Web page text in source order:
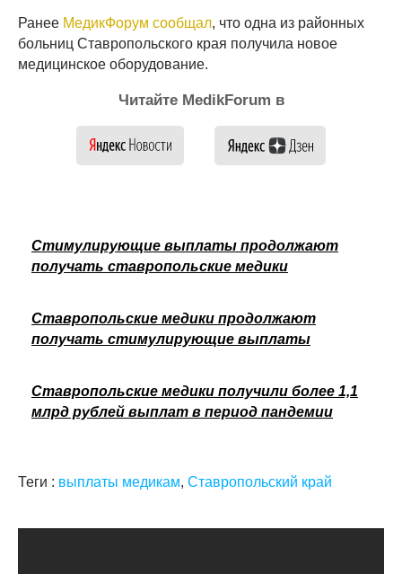
Ранее МедикФорум сообщал, что одна из районных
больниц Ставропольского края получила новое
медицинское оборудование.
Читайте MedikForum в
Стимулирующие выплаты продолжают
получать ставропольские медики
Ставропольские медики продолжают
получать стимулирующие выплаты
Ставропольские медики получили более 1,1
млрд рублей выплат в период пандемии
Теги : выплаты медикам, Ставропольский край